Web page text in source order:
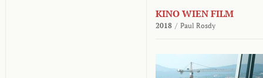
KINO WIEN FILM
2018 / Paul Rosdy